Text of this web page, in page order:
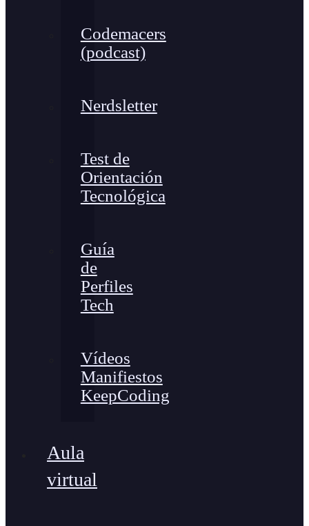
Codemacers
(podcast)
Nerdsletter
Test de
Orientación
Tecnológica
Guía
de
Perfiles
Tech
Vídeos
Manifiestos
KeepCoding
Aula
virtual